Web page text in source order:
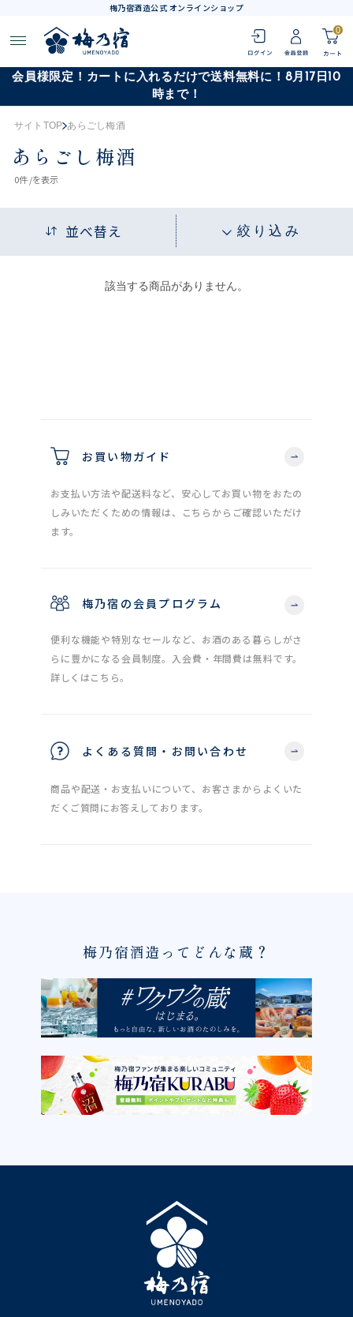
梅乃宿酒造公式 オンラインショップ
0
会員様限定！カートに入れるだけで送料無料に！8月17日10
時まで！
サイトTOP あらごし梅酒
あらごし梅酒
0件 /を表示
並べ替え 絞り込み
該当する商品がありません。
お買い物ガイド
お支払い方法や配送料など、安心してお買い物をおたの
しみいただくための情報は、こちらからご確認いただけ
ます。
梅乃宿の会員プログラム
便利な機能や特別なセールなど、お酒のある暮らしがさ
らに豊かになる会員制度。入会費・年間費は無料です。
詳しくはこちら。
よくある質問・お問い合わせ
商品や配送・お支払いについて、お客さまからよくいた
だくご質問にお答えしております。
梅乃宿酒造ってどんな蔵？